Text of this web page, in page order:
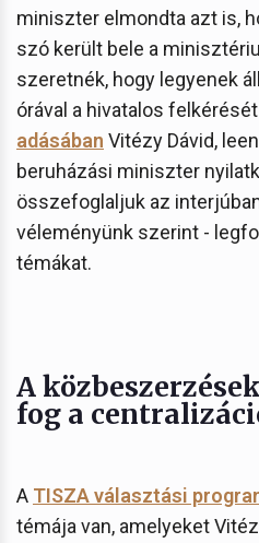
miniszter elmondta azt is,
szó került bele a
szeretnék, hogy legyenek
órával a hivatalos
adásában Vitézy Dávid,
beruházási miniszter
összefoglaljuk az
véleményünk szerint -
témákat.
A
fog a
A TISZA választási
témája van, amelyeket